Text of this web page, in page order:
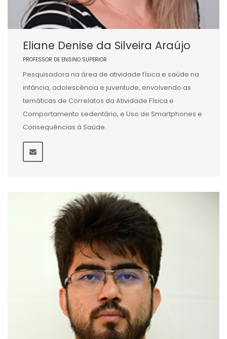
Eliane Denise da Silveira Araújo
PROFESSOR DE ENSINO SUPERIOR
Pesquisadora na área de atividade física e saúde na
infância, adolescência e juventude, envolvendo as
temáticas de Correlatos da Atividade Física e
Comportamento sedentário, e Uso de Smartphones e
Consequências à Saúde.